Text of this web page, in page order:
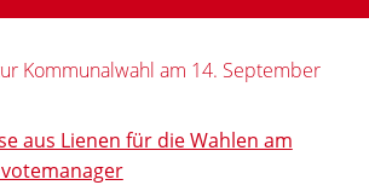
Kommunalwahl am 14. September
aus Lienen für die Wahlen am